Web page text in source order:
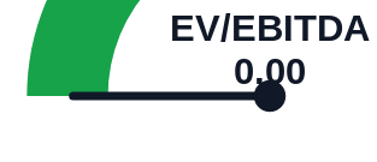
EV/EBITDA
0,00